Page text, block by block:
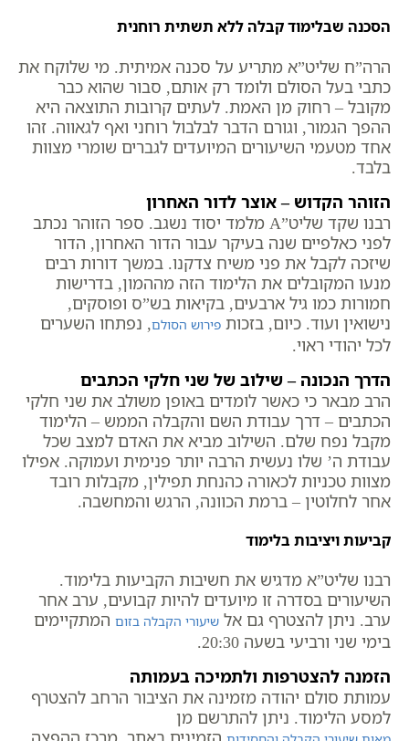
הסכנה שבלימוד קבלה ללא תשתית רוחנית
הרה”ח שליט”א מתריע על סכנה אמיתית. מי שלוקח את
כתבי בעל הסולם ולומד רק אותם, סבור שהוא כבר
מקובל – רחוק מן האמת. לעתים קרובות התוצאה היא
ההפך הגמור, וגורם הדבר לבלבול רוחני ואף לגאווה. זהו
אחד מטעמי השיעורים המיועדים לגברים שומרי מצוות
בלבד.
הזוהר הקדוש – אוצר לדור האחרון
רבנו שקד שליט”A מלמד יסוד נשגב. ספר הזוהר נכתב
לפני כאלפיים שנה בעיקר עבור הדור האחרון, הדור
שיזכה לקבל את פני משיח צדקנו. במשך דורות רבים
מנעו המקובלים את הלימוד הזה מההמון, בדרישות
חמורות כמו גיל ארבעים, בקיאות בש”ס ופוסקים,
נישואין ועוד. כיום, בזכות פירוש הסולם, נפתחו השערים
לכל יהודי ראוי.
הדרך הנכונה – שילוב של שני חלקי הכתבים
הרב מבאר כי כאשר לומדים באופן משולב את שני חלקי
הכתבים – דרך עבודת השם והקבלה הממש – הלימוד
מקבל נפח שלם. השילוב מביא את האדם למצב שכל
עבודת ה’ שלו נעשית הרבה יותר פנימית ועמוקה. אפילו
מצוות טכניות לכאורה כהנחת תפילין, מקבלות רובד
אחר לחלוטין – ברמת הכוונה, הרגש והמחשבה.
קביעות ויציבות בלימוד
רבנו שליט”א מדגיש את חשיבות הקביעות בלימוד.
השיעורים בסדרה זו מיועדים להיות קבועים, ערב אחר
ערב. ניתן להצטרף גם אל שיעורי הקבלה בזום המתקיימים
בימי שני ורביעי בשעה 20:30.
הזמנה להצטרפות ולתמיכה בעמותה
עמותת סולם יהודה מזמינה את הציבור הרחב להצטרף
למסע הלימוד. ניתן להתרשם מן